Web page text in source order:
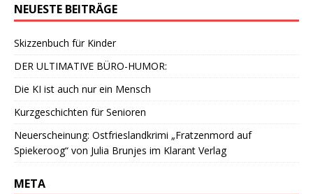
NEUESTE BEITRÄGE
Skizzenbuch für Kinder
DER ULTIMATIVE BÜRO-HUMOR:
Die KI ist auch nur ein Mensch
Kurzgeschichten für Senioren
Neuerscheinung: Ostfrieslandkrimi „Fratzenmord auf
Spiekeroog“ von Julia Brunjes im Klarant Verlag
META